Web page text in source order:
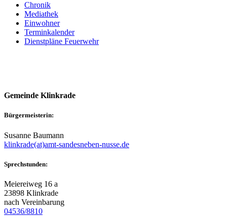
Chronik
Mediathek
Einwohner
Terminkalender
Dienstpläne Feuerwehr
Gemeinde Klinkrade
Bürgermeisterin:
Susanne Baumann
klinkrade(at)amt-sandesneben-nusse.de
Sprechstunden:
Meiereiweg 16 a
23898 Klinkrade
nach Vereinbarung
04536/8810